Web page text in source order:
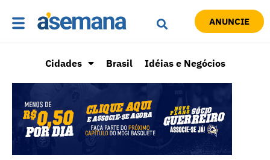
ANUNCIE
Cidades Brasil Idéias e Negócios